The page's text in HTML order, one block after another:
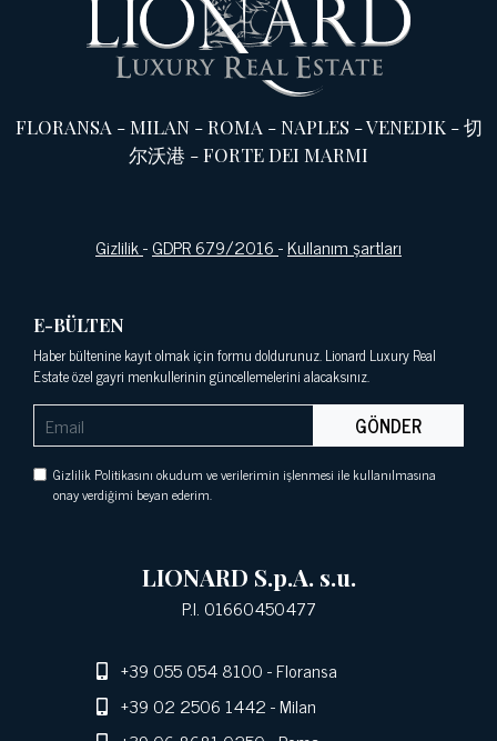
FLORANSA -MILAN-ROMA -NAPLES -VENEDIK-切
尔沃港 -FORTE DEI MARMI
Gizlilik-GDPR 679/2016-Kullanım şartları
E-BÜLTEN
Haber bültenine kayıt olmak için formu doldurunuz. Lionard Luxury Real
Estate özel gayri menkullerinin güncellemelerini alacaksınız.
GÖNDER
Gizlilik Politikasını okudum ve verilerimin işlenmesi ile kullanılmasına
onay verdiğimi beyan ederim.
LIONARD S.p.A. s.u.
P.I. 01660450477
+39 055 054 8100- Floransa
+39 02 2506 1442- Milan